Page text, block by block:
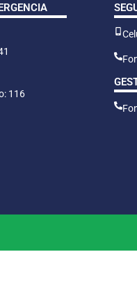
116